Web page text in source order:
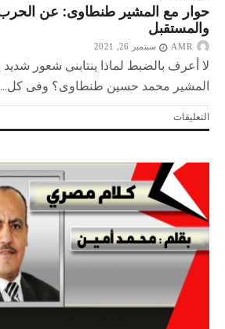
حوار مع المشير طنطاوى: عن
والمستقبل
AMR سبتمبر 26, 2021
لا أعرف بالضبط لماذا ينتابنى شعور شديد
المشير محمد حسين طنطاوى؟ وفى كل...
التعليقاتعلى
حوار
المشير
طنطاوى:
عن
الحرب..
والسلام..
والمستقبل
مغلقة